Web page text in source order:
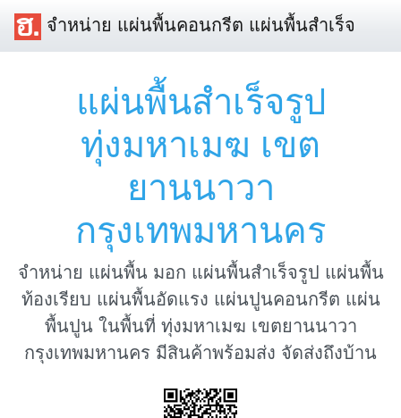
จำหน่าย แผ่นพื้นคอนกรีต แผ่นพื้นสำเร็จ
แผ่นพื้นสำเร็จรูป
ทุ่งมหาเมฆ เขต
ยานนาวา
กรุงเทพมหานคร
จำหน่าย แผ่นพื้น มอก แผ่นพื้นสำเร็จรูป แผ่นพื้น
ท้องเรียบ แผ่นพื้นอัดแรง แผ่นปูนคอนกรีต แผ่น
พื้นปูน ในพื้นที่ ทุ่งมหาเมฆ เขตยานนาวา
กรุงเทพมหานคร มีสินค้าพร้อมส่ง จัดส่งถึงบ้าน